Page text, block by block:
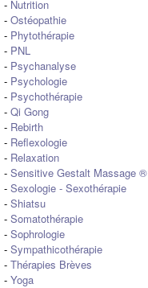
- Nutrition
- Ostéopathie
- Phytothérapie
- PNL
- Psychanalyse
- Psychologie
- Psychothérapie
- Qi Gong
- Rebirth
- Reflexologie
- Relaxation
- Sensitive Gestalt Massage ®
- Sexologie - Sexothérapie
- Shiatsu
- Somatothérapie
- Sophrologie
- Sympathicothérapie
- Thérapies Brèves
- Yoga